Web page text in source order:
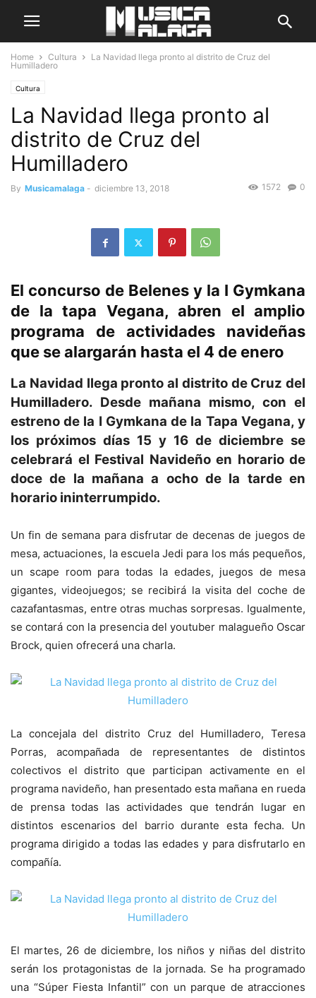
Home Cultura
La Navidad llega pronto al distrito de Cruz del
Humilladero
Cultura
La Navidad llega pronto al
distrito de Cruz del
Humilladero
By Musicamalaga - diciembre 13, 2018 0
1572
El concurso de Belenes y la I Gymkana
de la tapa Vegana, abren el amplio
programa de actividades navideñas
que se alargarán hasta el 4 de enero
La Navidad llega pronto al distrito de Cruz del
Humilladero. Desde mañana mismo, con el
estreno de la I Gymkana de la Tapa Vegana, y
los próximos días 15 y 16 de diciembre se
celebrará el Festival Navideño en horario de
doce de la mañana a ocho de la tarde en
horario ininterrumpido.
Un fin de semana para disfrutar de decenas de juegos de
mesa, actuaciones, la escuela Jedi para los más pequeños,
un scape room para todas la edades, juegos de mesa
gigantes, videojuegos; se recibirá la visita del coche de
cazafantasmas, entre otras muchas sorpresas. Igualmente,
se contará con la presencia del youtuber malagueño Oscar
Brock, quien ofrecerá una charla.
La concejala del distrito Cruz del Humilladero, Teresa
Porras, acompañada de representantes de distintos
colectivos el distrito que participan activamente en el
programa navideño, han presentado esta mañana en rueda
de prensa todas las actividades que tendrán lugar en
distintos escenarios del barrio durante esta fecha. Un
programa dirigido a todas las edades y para disfrutarlo en
compañía.
El martes, 26 de diciembre, los niños y niñas del distrito
serán los protagonistas de la jornada. Se ha programado
una “Súper Fiesta Infantil” con un parque de atracciones